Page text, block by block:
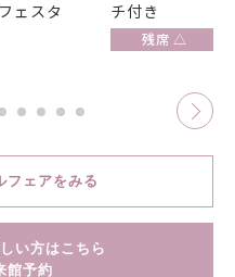
アキュイジーヌ
残席 △
フェアをみる
い方はこちら
館予約